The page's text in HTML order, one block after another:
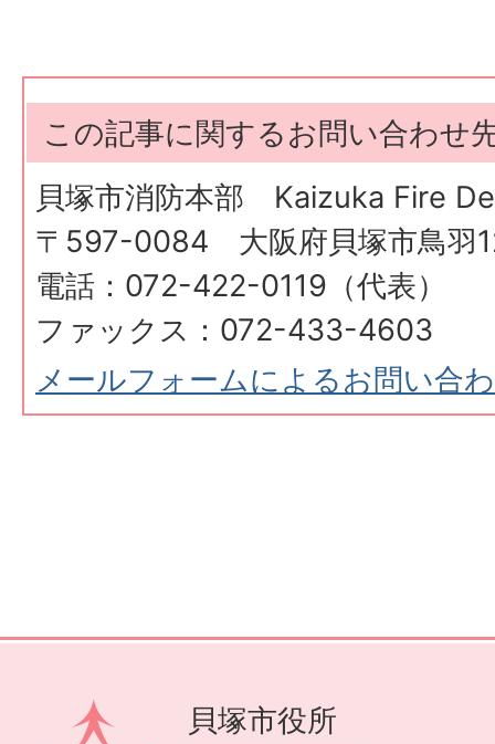
この記事に関するお問い合わせ
貝塚市消防本部 Kaizuka Fire
〒597-0084 大阪府貝塚市鳥羽
電話：072-422-0119（代表）
ファックス：072-433-4603
メールフォームによるお問い合
貝塚市役所